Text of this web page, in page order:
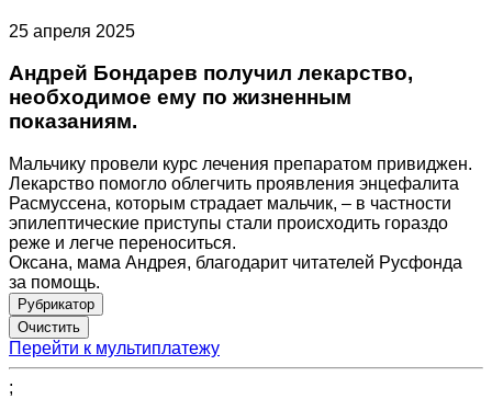
25 апреля 2025
Андрей Бондарев получил лекарство,
необходимое ему по жизненным
показаниям.
Мальчику провели курс лечения препаратом привиджен.
Лекарство помогло облегчить проявления энцефалита
Расмуссена, которым страдает мальчик, – в частности
эпилептические приступы стали происходить гораздо
реже и легче переноситься.
Оксана, мама Андрея, благодарит читателей Русфонда
за помощь.
Рубрикатор
Перейти к мультиплатежу
;